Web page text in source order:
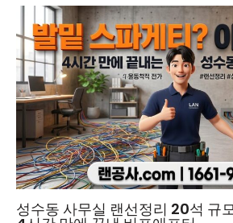
성수동 사무실 랜선정리 20석 규